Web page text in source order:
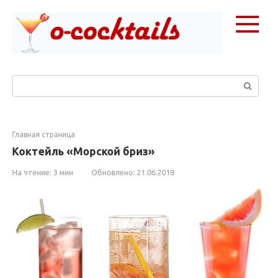
контенту
Главная страница
Коктейль «Морской бриз»
На чтение: 3 мин Обновлено: 21.06.2018